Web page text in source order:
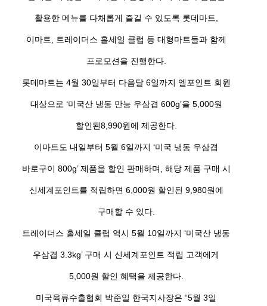
활용한 메뉴를 다채롭게 즐길 수 있도록 롯데마트,
이마트, 트레이더스 홀세일 클럽 등 대형마트들과 함께
프로모션을 진행한다.
롯데마트는 4월 30일부터 다음달 6일까지 엘포인트 회원
대상으로 ‘미국산 냉동 만능 우삼겹 600g’을 5,000원
할인된8,990원에 제공한다.
이마트도 내일부터 5월 6일까지 ‘미국 냉동 우삼겹
바로구이 800g’ 제품을 할인 판매하며, 해당 제품 구매 시
신세계포인트를 적립하면 6,000원 할인된 9,980원에
구매할 수 있다.
트레이더스 홀세일 클럽 역시 5월 10일까지 ‘미국산 냉동
우삼겹 3.3kg’ 구매 시 신세계포인트 적립 고객에게
5,000원 할인 혜택을 제공한다.
미국육류수출협회 박준일 한국지사장은 “5월 3일